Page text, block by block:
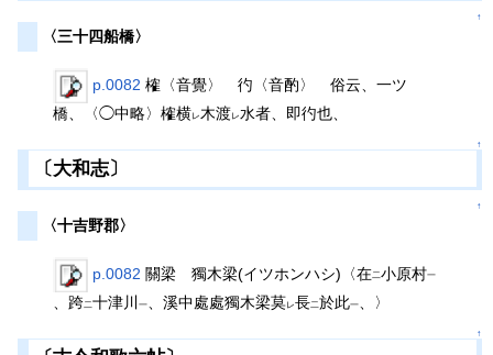
↑
〈三十四船橋〉
p.0082 榷〈音覺〉 彴〈音酌〉 俗云、一ツ
橋、〈◯中略〉榷横レ 木渡レ水者、即彴也、
↑
〔大和志〕
↑
〈十吉野郡〉
p.0082 關梁 獨木梁(イツホンハシ)〈在二小原村一
、跨二十津川一 、溪中處處獨木梁莫レ長二於此一 、〉
↑